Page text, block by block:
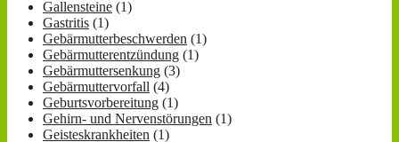
Gallensteine (1)
Gastritis (1)
Gebärmutterbeschwerden (1)
Gebärmutterentzündung (1)
Gebärmuttersenkung (3)
Gebärmuttervorfall (4)
Geburtsvorbereitung (1)
Gehirn- und Nervenstörungen (1)
Geisteskrankheiten (1)